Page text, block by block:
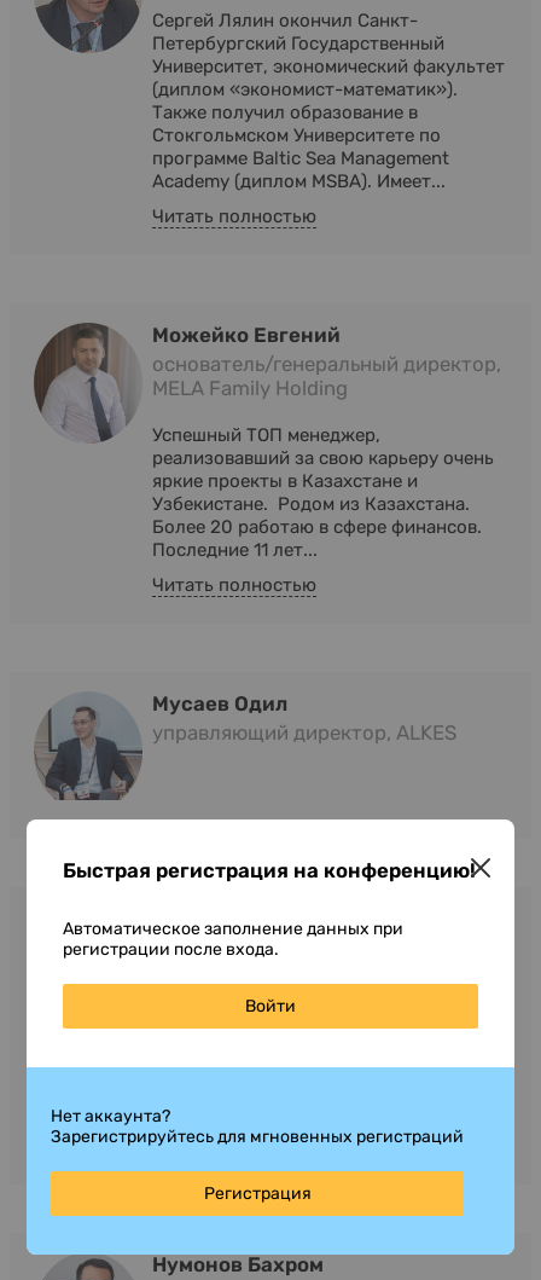
Сергей Лялин окончил Санкт-
Петербургский Государственный
Университет, экономический факультет
(диплом «экономист-математик»).
Также получил образование в
Стокгольмском Университете по
программе Baltic Sea Management
Academy (диплом MSBA). Имеет...
Читать полностью
Можейко Евгений
основатель/генеральный директор,
MELA Family Holding
Успешный ТОП менеджер,
реализовавший за свою карьеру очень
яркие проекты в Казахстане и
Узбекистане. Родом из Казахстана.
Более 20 работаю в сфере финансов.
Последние 11 лет...
Читать полностью
Мусаев Одил
управляющий директор, ALKES
Мухин Алексей
заместитель генерального
Агентства на старте его деятельности.
генерального директора АКРА,...
Читать полностью
Нумонов Бахром
Быстрая регистрация на конференцию!
Автоматическое заполнение данных при
регистрации после входа.
Войти
Нет аккаунта?
Зарегистрируйтесь для мгновенных регистраций
Регистрация